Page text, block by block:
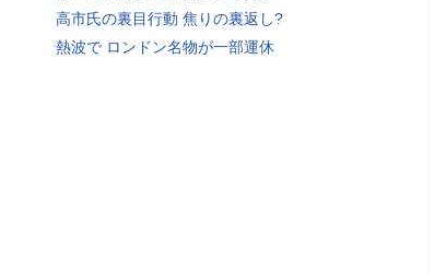
高市氏の裏目行動 焦りの裏返し?
熱波で ロンドン名物が一部運休